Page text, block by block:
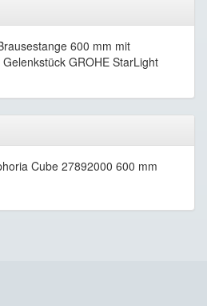
600 mm mit
GROHE StarLight
Cube 27892000 600 mm